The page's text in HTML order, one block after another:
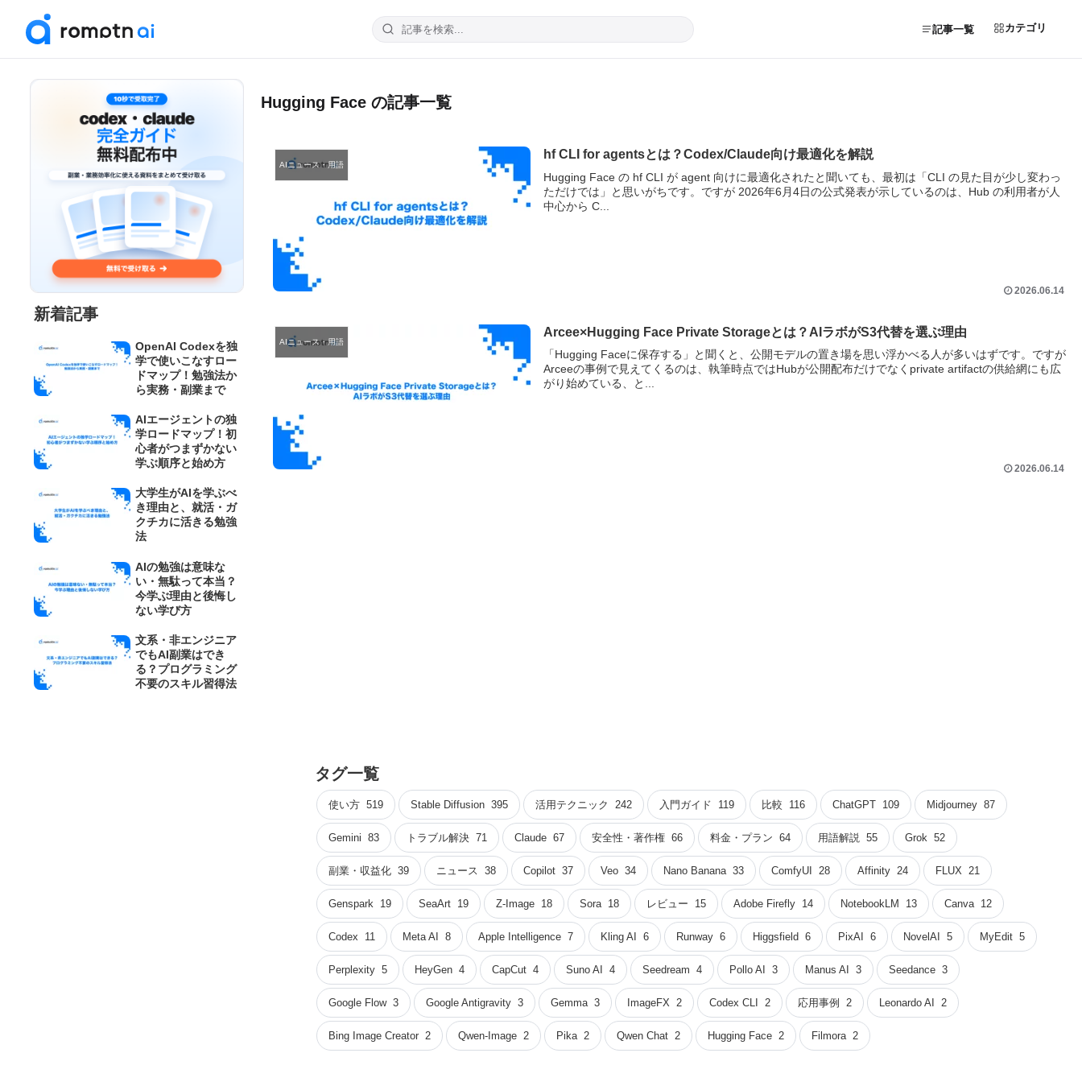
記事一覧 カテゴリ
Hugging Face の記事一覧
AIニュース・用語
hf CLI for agentsとは？Codex/Claude向け最適化を解説
Hugging Face の hf CLI が agent 向けに最適化されたと聞いても、最初は「CLI の見た目が少し変わっ
ただけでは」と思いがちです。ですが 2026年6月4日の公式発表が示しているのは、Hub の利用者が人
中心から C...
2026.06.14
AIニュース・用語
Arcee×Hugging Face Private Storageとは？AIラボがS3代替を選ぶ理由
「Hugging Faceに保存する」と聞くと、公開モデルの置き場を思い浮かべる人が多いはずです。ですが
Arceeの事例で見えてくるのは、執筆時点ではHubが公開配布だけでなくprivate artifactの供給網にも広
がり始めている、と...
2026.06.14
新着記事
OpenAI Codexを独
学で使いこなすロー
ドマップ！勉強法か
ら実務・副業まで
AIエージェントの独
学ロードマップ！初
心者がつまずかない
学ぶ順序と始め方
大学生がAIを学ぶべ
き理由と、就活・ガ
クチカに活きる勉強
法
AIの勉強は意味な
い・無駄って本当？
今学ぶ理由と後悔し
ない学び方
文系・非エンジニア
でもAI副業はでき
る？プログラミング
不要のスキル習得法
タグ一覧
使い方 519 Stable Diffusion 395 活用テクニック 242 入門ガイド 119 比較 116 ChatGPT 109 Midjourney 87
Gemini 83 トラブル解決 71 Claude 67 安全性・著作権 66 料金・プラン 64 用語解説 55 Grok 52
副業・収益化 39 ニュース 38 Copilot 37 Veo 34 Nano Banana 33 ComfyUI 28 Affinity 24 FLUX 21
Genspark 19 SeaArt 19 Z-Image 18 Sora 18 レビュー 15 Adobe Firefly 14 NotebookLM 13 Canva 12
Codex 11 Meta AI 8 Apple Intelligence 7 Kling AI 6 Runway 6 Higgsfield 6 PixAI 6 NovelAI 5 MyEdit 5
Perplexity 5 HeyGen 4 CapCut 4 Suno AI 4 Seedream 4 Pollo AI 3 Manus AI 3 Seedance 3
Google Flow 3 Google Antigravity 3 Gemma 3 ImageFX 2 Codex CLI 2 応用事例 2 Leonardo AI 2
Bing Image Creator 2 Qwen-Image 2 Pika 2 Qwen Chat 2 Hugging Face 2 Filmora 2